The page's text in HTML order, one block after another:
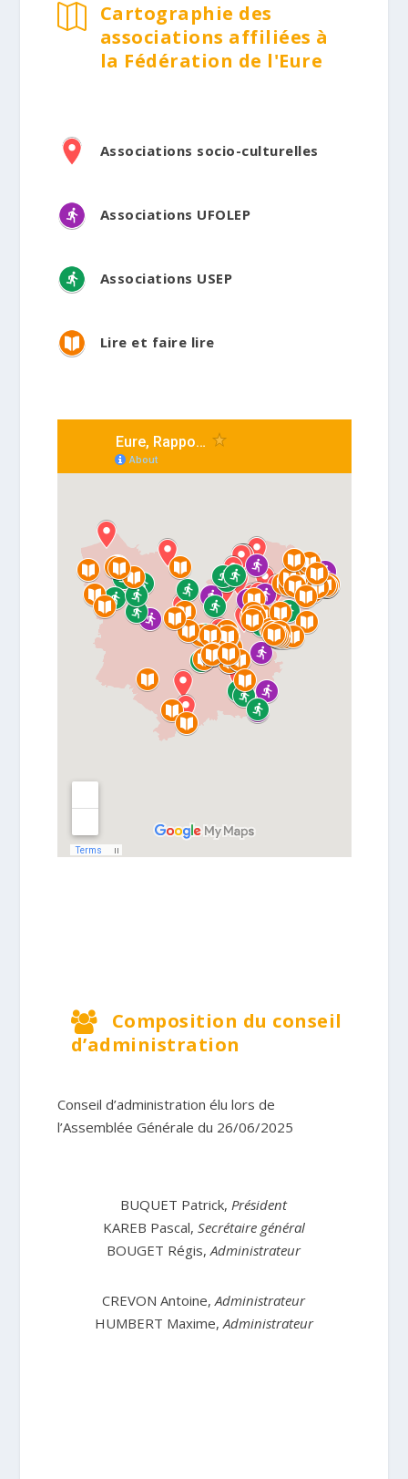
 Cartographie des
associations affiliées à
la Fédération de l'Eure
Associations socio-culturelles
Associations UFOLEP
Associations USEP
Lire et faire lire
Composition du conseil
d’administration
Conseil d’administration élu lors de
l’Assemblée Générale du 26/06/2025
BUQUET Patrick,Président
KAREB Pascal, Secrétaire général
BOUGET Régis,Administrateur
CREVON Antoine,Administrateur
HUMBERT Maxime,Administrateur